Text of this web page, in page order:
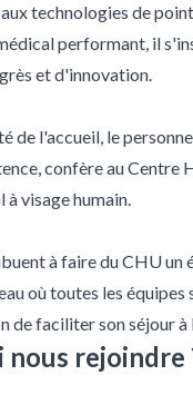
technologies de
performant, il
et d'innovation.
de l'accueil, le
confère au Centre
visage humain.
à faire du CHU un
où toutes les équipes
de faciliter son séjour
nous rejoindre